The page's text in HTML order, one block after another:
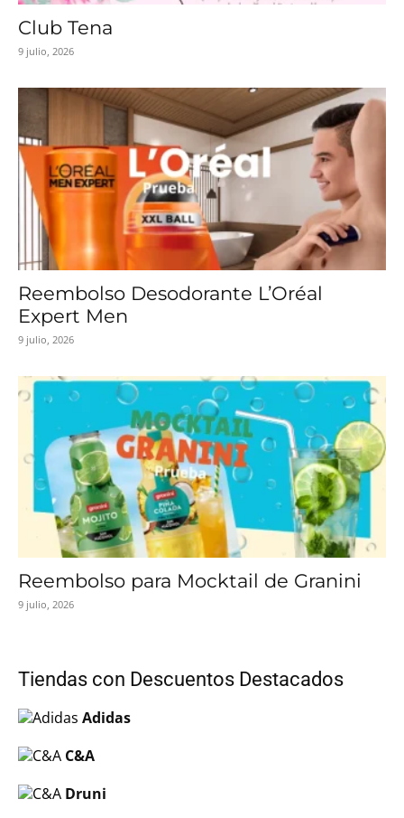
Club Tena
9 julio, 2026
Reembolso Desodorante L’Oréal
Expert Men
9 julio, 2026
Reembolso para Mocktail de Granini
9 julio, 2026
Tiendas con Descuentos Destacados
Adidas
C&A
Druni